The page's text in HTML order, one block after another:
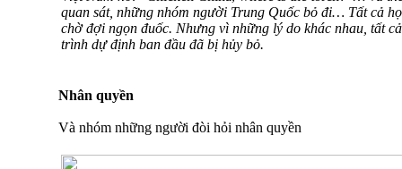
quan sát, những nhóm người Trung Quốc bỏ đi… Tất cả
chờ đợi ngọn đuốc. Nhưng vì những lý do khác nhau, tất
trình dự định ban đầu đã bị hủy bỏ.
Nhân quyền
Và nhóm những người đòi hỏi nhân quyền